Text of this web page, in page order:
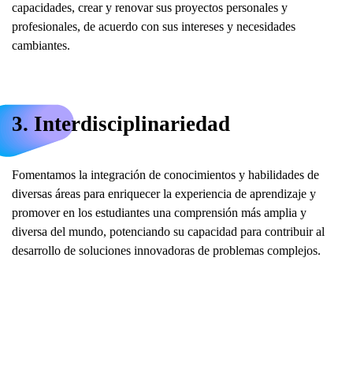
capacidades, crear y renovar sus proyectos personales y
profesionales, de acuerdo con sus intereses y necesidades
cambiantes.
3. Interdisciplinariedad
Fomentamos la integración de conocimientos y habilidades de
diversas áreas para enriquecer la experiencia de aprendizaje y
promover en los estudiantes una comprensión más amplia y
diversa del mundo, potenciando su capacidad para contribuir al
desarrollo de soluciones innovadoras de problemas complejos.